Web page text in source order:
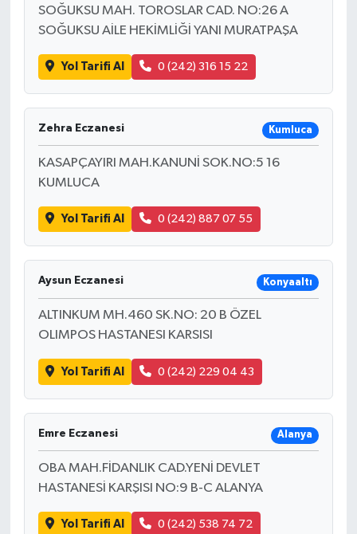
SOĞUKSU MAH. TOROSLAR CAD. NO:26 A
SOĞUKSU AİLE HEKİMLİĞİ YANI MURATPAŞA
Yol Tarifi Al 0 (242) 316 15 22
Zehra Eczanesi Kumluca
KASAPÇAYIRI MAH.KANUNİ SOK.NO:5 16
KUMLUCA
Yol Tarifi Al 0 (242) 887 07 55
Aysun Eczanesi Konyaaltı
ALTINKUM MH.460 SK.NO: 20 B ÖZEL
OLIMPOS HASTANESI KARSISI
Yol Tarifi Al 0 (242) 229 04 43
Emre Eczanesi Alanya
OBA MAH.FİDANLIK CAD.YENİ DEVLET
HASTANESİ KARŞISI NO:9 B-C ALANYA
Yol Tarifi Al 0 (242) 538 74 72